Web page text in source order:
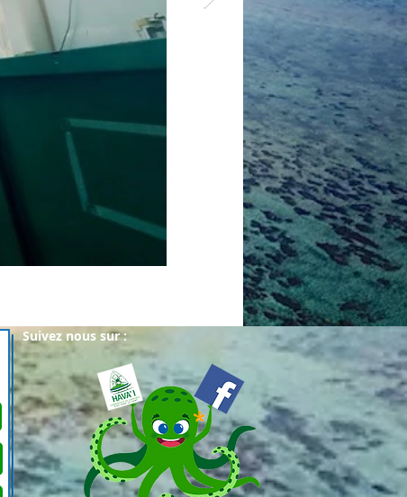
Suivez nous sur :